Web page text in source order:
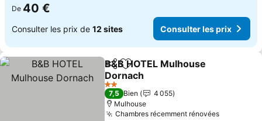
De 40 €
Consulter les prix de 12 sites Consulter les prix
PartagerAjouter à mes favoris
B&B HOTEL Mulhouse
Dornach
Consulter les prix
2 Étoiles
7,5 Bien
4 055
Mulhouse
Chambres récemment rénovées